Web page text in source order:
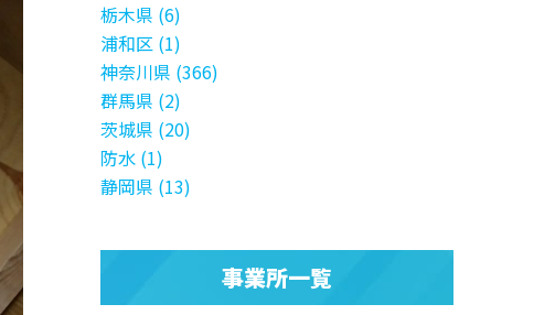
栃木県 (6)
浦和区 (1)
神奈川県 (366)
群馬県 (2)
茨城県 (20)
防水 (1)
静岡県 (13)
事業所一覧